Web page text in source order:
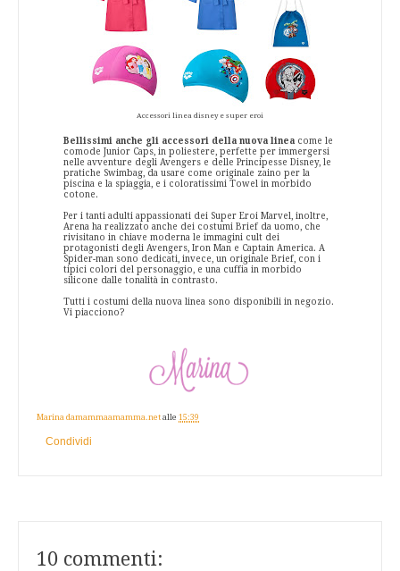
Accessori linea disney e super eroi
Bellissimi anche gli accessori della nuova linea come le
comode Junior Caps, in poliestere, perfette per immergersi
nelle avventure degli Avengers e delle Principesse Disney, le
pratiche Swimbag, da usare come originale zaino per la
piscina e la spiaggia, e i coloratissimi Towel in morbido
cotone.
Per i tanti adulti appassionati dei Super Eroi Marvel, inoltre,
Arena ha realizzato anche dei costumi Brief da uomo, che
rivisitano in chiave moderna le immagini cult dei
protagonisti degli Avengers, Iron Man e Captain America. A
Spider-man sono dedicati, invece, un originale Brief, con i
tipici colori del personaggio, e una cuffia in morbido
silicone dalle tonalità in contrasto.
Tutti i costumi della nuova linea sono disponibili in negozio.
Vi piacciono?
Marina damammaamamma.net alle 15:39
Condividi
10 commenti: